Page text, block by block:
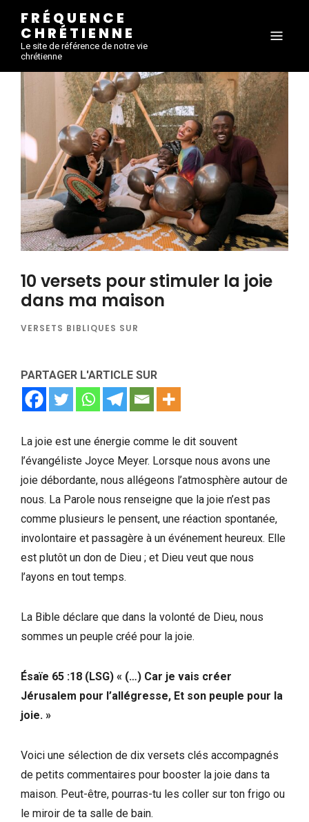
FRÉQUENCE
CHRÉTIENNE
Le site de référence de notre vie
chrétienne
10 versets pour stimuler la joie
dans ma maison
VERSETS BIBLIQUES SUR
PARTAGER L'ARTICLE SUR
La joie est une énergie comme le dit souvent
l’évangéliste Joyce Meyer. Lorsque nous avons une
joie débordante, nous allégeons l’atmosphère autour de
nous. La Parole nous renseigne que la joie n’est pas
comme plusieurs le pensent, une réaction spontanée,
involontaire et passagère à un événement heureux. Elle
est plutôt un don de Dieu ; et Dieu veut que nous
l’ayons en tout temps.
La Bible déclare que dans la volonté de Dieu, nous
sommes un peuple créé pour la joie.
Ésaïe 65 :18 (LSG) « (…) Car je vais créer
Jérusalem pour l’allégresse, Et son peuple pour la
joie. »
Voici une sélection de dix versets clés accompagnés
de petits commentaires pour booster la joie dans ta
maison. Peut-être, pourras-tu les coller sur ton frigo ou
le miroir de ta salle de bain.